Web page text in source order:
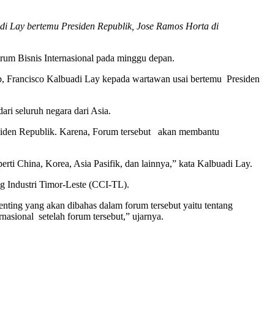
bertemu Presiden Republik, Jose Ramos Horta di
Bisnis Internasional pada minggu depan.
Kalbuadi Lay kepada wartawan usai bertemu Presiden
seluruh negara dari Asia.
Republik. Karena, Forum tersebut akan membantu
China, Korea, Asia Pasifik, dan lainnya,” kata Kalbuadi Lay.
Industri Timor-Leste (CCI-TL).
yang akan dibahas dalam forum tersebut yaitu tentang
setelah forum tersebut,” ujarnya.